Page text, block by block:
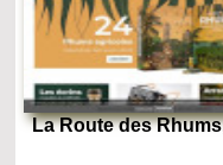
La Route des